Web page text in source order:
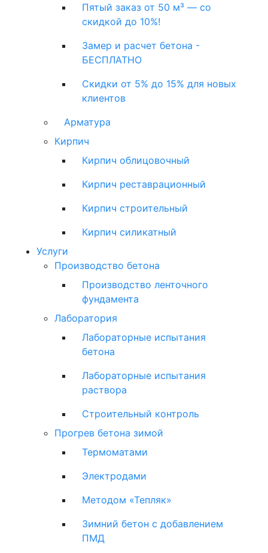
Пятый заказ от 50 м³ — со
скидкой до 10%!
Замер и расчет бетона -
БЕСПЛАТНО
Скидки от 5% до 15% для новых
клиентов
Арматура
Кирпич
Кирпич облицовочный
Кирпич реставрационный
Кирпич строительный
Кирпич силикатный
Услуги
Производство бетона
Производство ленточного
фундамента
Лаборатория
Лабораторные испытания
бетона
Лабораторные испытания
раствора
Строительный контроль
Прогрев бетона зимой
Термоматами
Электродами
Методом «Тепляк»
Зимний бетон с добавлением
ПМД